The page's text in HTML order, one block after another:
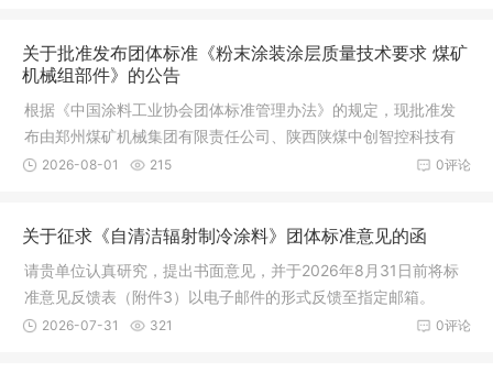
关于批准发布团体标准《粉末涂装涂层质量技术要求 煤矿
机械组部件》的公告
根据《中国涂料工业协会团体标准管理办法》的规定，现批准发
布由郑州煤矿机械集团有限责任公司、陕西陕煤中创智控科技有
限公司、广东华彩粉末科技有限公司、上海北新表面处理有限公
日。
0评论
2026-08-01 215
关于征求《自清洁辐射制冷涂料》团体标准意见的函
请贵单位认真研究，提出书面意见，并于2026年8月31日前将标
准意见反馈表（附件3）以电子邮件的形式反馈至指定邮箱。
0评论
2026-07-31 321